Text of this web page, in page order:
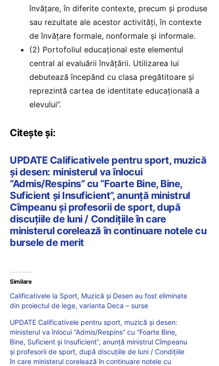
învățare, în diferite contexte, precum și produse
sau rezultate ale acestor activități, în contexte
de învățare formale, nonformale și informale.
(2) Portofoliul educațional este elementul
central al evaluării învățării. Utilizarea lui
debutează începând cu clasa pregătitoare și
reprezintă cartea de identitate educațională a
elevului”.
Citește și:
UPDATE Calificativele pentru sport, muzică
și desen: ministerul va înlocui
“Admis/Respins” cu “Foarte Bine, Bine,
Suficient și Insuficient”, anunță ministrul
Cîmpeanu și profesorii de sport, după
discuțiile de luni / Condițiile în care
ministerul corelează în continuare notele cu
bursele de merit
Similare
Calificativele la Sport, Muzică și Desen au fost eliminate
din proiectul de lege, varianta Deca – surse
UPDATE Calificativele pentru sport, muzică și desen:
ministerul va înlocui “Admis/Respins” cu “Foarte Bine,
Bine, Suficient și Insuficient”, anunță ministrul Cîmpeanu
și profesorii de sport, după discuțiile de luni / Condițiile
în care ministerul corelează în continuare notele cu